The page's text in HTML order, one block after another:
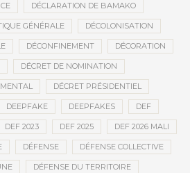
DÉCLARATION DE BAMAKO
GÉNÉRALE DÉCOLONISATION
DÉCONFINEMENT DÉCORATION
DÉCRET DE NOMINATION
DÉCRET PRÉSIDENTIEL
DEEPFAKE DEEPFAKES DEF
DEF 2023 DEF 2025 DEF 2026 MALI
DÉFENSE DÉFENSE COLLECTIVE
DÉFENSE DU TERRITOIRE